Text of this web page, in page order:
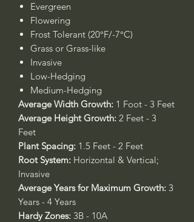
Evergreen
Flowering
Frost Tolerant (20°F/-7°C)
Grass or Grass-like
Invasive
Low-Hedging
Medium-Hedging
Average Width Growth: 1 Foot - 3 Feet
Average Height Growth: 2 Feet - 3
Feet
Plant Spacing: 1.5 Feet - 2 Feet
Root System: Horizontal & Vertical;
Invasive
Average Years for Maximum Growth: 3
Years - 4 Years
Hardy Zones: 3B - 10A